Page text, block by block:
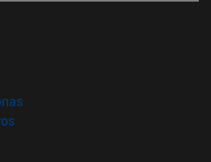
ventana)
(abre en nueva ventana)
(abre en nueva ventana)